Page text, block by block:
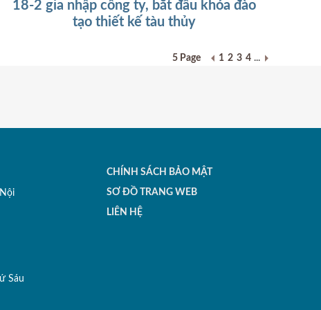
18-2 gia nhập công ty, bắt đầu khóa đào
tạo thiết kế tàu thủy
5 Page 1 2 3 4 ...
Sáu
CHÍNH SÁCH BẢO MẬT
SƠ ĐỒ TRANG WEB
LIÊN HỆ